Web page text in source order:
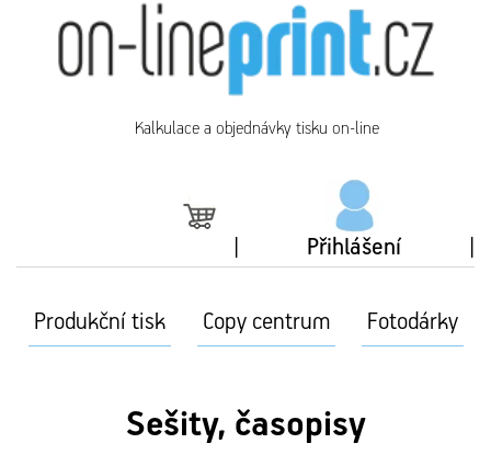
Kalkulace a objednávky tisku on-line
Přihlášení
Produkční tisk Copy centrum Fotodárky
Sešity, časopisy